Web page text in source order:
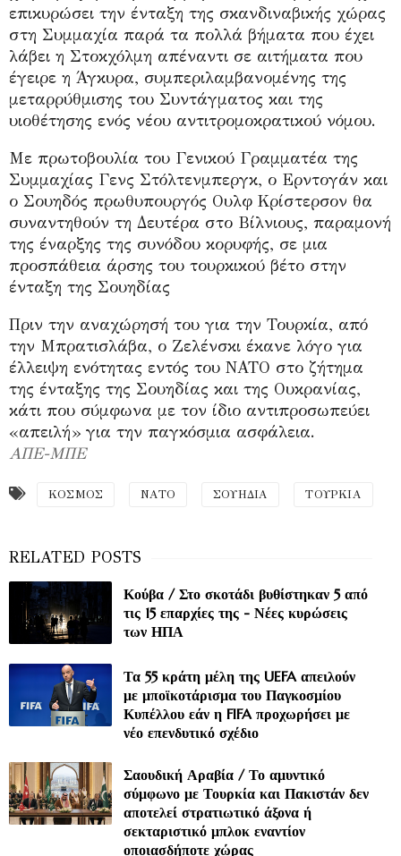
επικυρώσει την ένταξη της σκανδιναβικής χώρας
στη Συμμαχία παρά τα πολλά βήματα που έχει
λάβει η Στοκχόλμη απέναντι σε αιτήματα που
έγειρε η Άγκυρα, συμπεριλαμβανομένης της
μεταρρύθμισης του Συντάγματος και της
υιοθέτησης ενός νέου αντιτρομοκρατικού νόμου.
Με πρωτοβουλία του Γενικού Γραμματέα της
Συμμαχίας Γενς Στόλτενμπεργκ, ο Ερντογάν και
ο Σουηδός πρωθυπουργός Ουλφ Κρίστερσον θα
συναντηθούν τη Δευτέρα στο Βίλνιους, παραμονή
της έναρξης της συνόδου κορυφής, σε μια
προσπάθεια άρσης του τουρκικού βέτο στην
ένταξη της Σουηδίας
Πριν την αναχώρησή του για την Τουρκία, από
την Μπρατισλάβα, ο Ζελένσκι έκανε λόγο για
έλλειψη ενότητας εντός του ΝΑΤΟ στο ζήτημα
της ένταξης της Σουηδίας και της Ουκρανίας,
κάτι που σύμφωνα με τον ίδιο αντιπροσωπεύει
«απειλή» για την παγκόσμια ασφάλεια.
ΑΠΕ-ΜΠΕ
ΚΟΣΜΟΣ ΝΑΤΟ ΣΟΥΗΔΙΑ ΤΟΥΡΚΙΑ
Κούβα / Στο σκοτάδι βυθίστηκαν 5 από
τις 15 επαρχίες της - Νέες κυρώσεις
των ΗΠΑ
Τα 55 κράτη μέλη της UEFA απειλούν
με μποϊκοτάρισμα του Παγκοσμίου
Κυπέλλου εάν η FIFA προχωρήσει με
νέο επενδυτικό σχέδιο
Σαουδική Αραβία / Το αμυντικό
σύμφωνο με Τουρκία και Πακιστάν δεν
αποτελεί στρατιωτικό άξονα ή
σεκταριστικό μπλοκ εναντίον
οποιασδήποτε χώρας